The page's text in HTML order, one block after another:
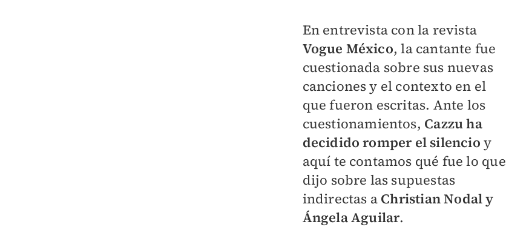
En entrevista con la revista
Vogue México, la cantante fue
cuestionada sobre sus nuevas
canciones y el contexto en el
que fueron escritas. Ante los
cuestionamientos, Cazzu ha
decidido romper el silencioy
aquí te contamos qué fue lo que
dijo sobre las supuestas
indirectas a Christian Nodal y
Ángela Aguilar.